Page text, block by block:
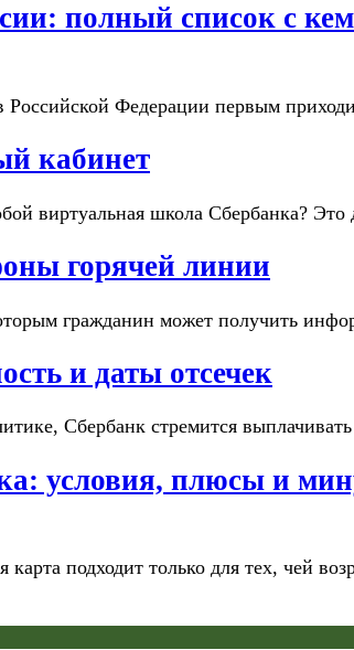
полный список с
Федерации первым
кабинет
виртуальная школа Сбербанка?
горячей линии
гражданин может получить
и даты отсечек
Сбербанк стремится
условия, плюсы и
подходит только для тех, чей